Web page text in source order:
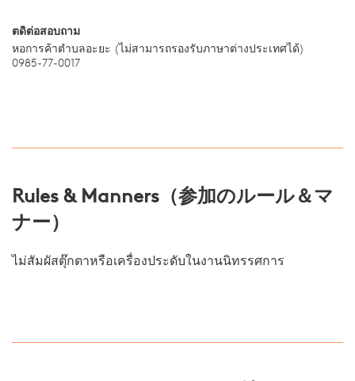
ตดิต่อสอบถาม
หอการค้าตำบลอะยะ (ไม่สามารถรองรับภาษาต่างประเทศได้)
0985-77-0017
Rules & Manners（参加のルール＆マ
ナー）
ไม่สัมผัสตุ๊กตาหรือเครื่องประดับในงานนิทรรศการ